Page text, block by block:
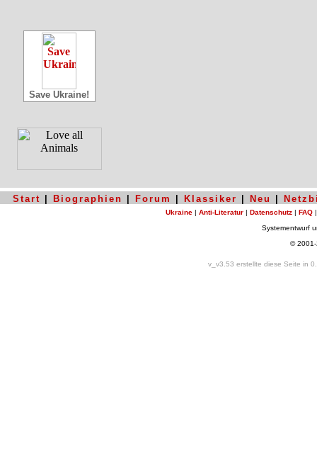
Save Ukraine!
Start Biographien Forum Klassiker Neu
Ukraine | Anti-Literatur | Datenschutz | FAQ
Systementwurf
©
v_v3.53 erstellte diese Seite in